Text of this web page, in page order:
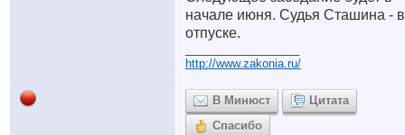
начале июня. Судья Сташина - в
отпуске.
http://www.zakonia.ru/
В Минюст
Цитата
Спасибо